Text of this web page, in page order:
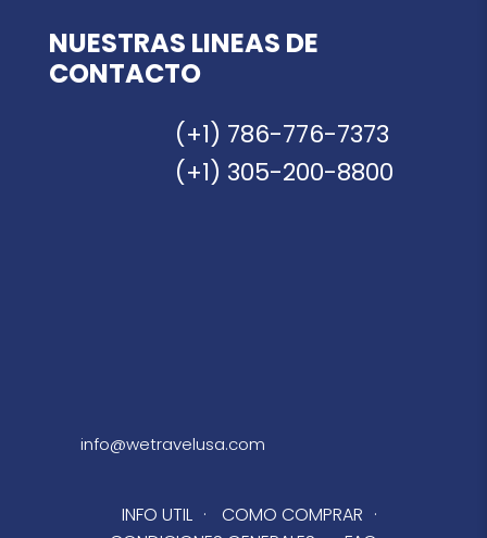
NUESTRAS LINEAS DE
CONTACTO
(+1) 786-776-7373
(+1) 305-200-8800
info@wetravelusa.com
INFO UTIL · COMO COMPRAR ·